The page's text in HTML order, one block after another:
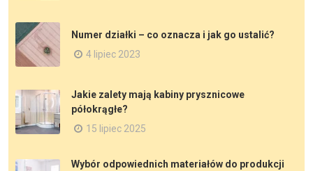
Numer działki – co oznacza i jak go ustalić?
4 lipiec 2023
Jakie zalety mają kabiny prysznicowe
półokrągłe?
15 lipiec 2025
Wybór odpowiednich materiałów do produkcji